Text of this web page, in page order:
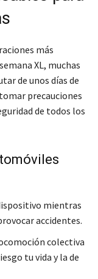
más
XL, muchas
de unos días de
precauciones
de todos los
mientras
accidentes.
colectiva
tu vida y la de